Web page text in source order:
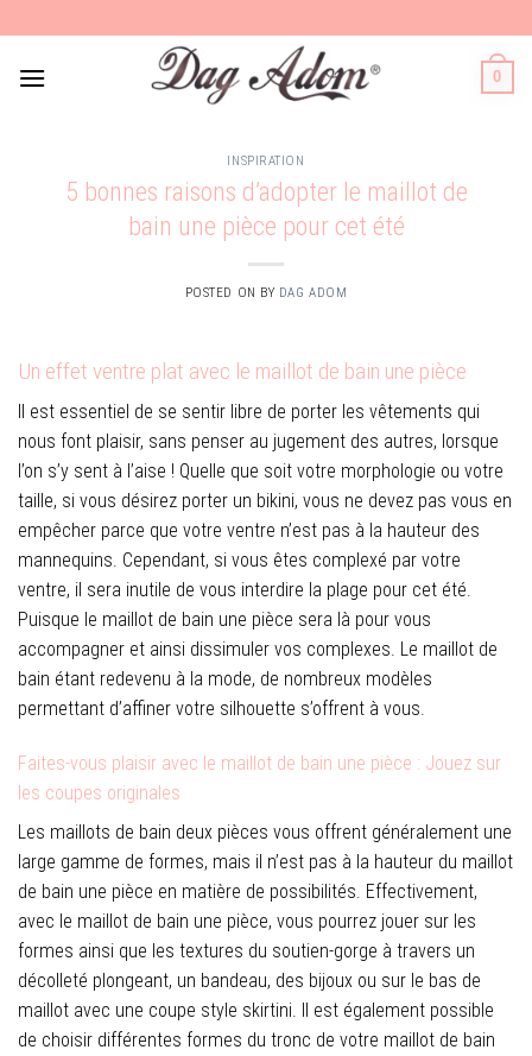
to
content
0
INSPIRATION
5 bonnes raisons d’adopter le maillot de
bain une pièce pour cet été
POSTED ON BY DAG ADOM
Un effet ventre plat avec le maillot de bain une pièce
Il est essentiel de se sentir libre de porter les vêtements qui
nous font plaisir, sans penser au jugement des autres, lorsque
l’on s’y sent à l’aise ! Quelle que soit votre morphologie ou votre
taille, si vous désirez porter un bikini, vous ne devez pas vous en
empêcher parce que votre ventre n’est pas à la hauteur des
mannequins. Cependant, si vous êtes complexé par votre
ventre, il sera inutile de vous interdire la plage pour cet été.
Puisque le maillot de bain une pièce sera là pour vous
accompagner et ainsi dissimuler vos complexes. Le maillot de
bain étant redevenu à la mode, de nombreux modèles
permettant d’affiner votre silhouette s’offrent à vous.
Faites-vous plaisir avec le maillot de bain une pièce : Jouez sur
les coupes originales
Les maillots de bain deux pièces vous offrent généralement une
large gamme de formes, mais il n’est pas à la hauteur du maillot
de bain une pièce en matière de possibilités. Effectivement,
avec le maillot de bain une pièce, vous pourrez jouer sur les
formes ainsi que les textures du soutien-gorge à travers un
décolleté plongeant, un bandeau, des bijoux ou sur le bas de
maillot avec une coupe style skirtini. Il est également possible
de choisir différentes formes du tronc de votre maillot de bain